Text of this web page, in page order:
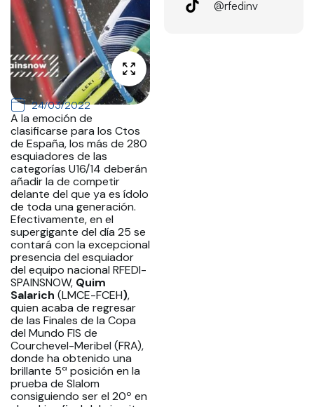
24/03/2022
A la emoción de
clasificarse para los Ctos
de España, los más de 280
esquiadores de las
categorías U16/14 deberán
añadir la de competir
delante del que ya es ídolo
de toda una generación.
Efectivamente, en el
supergigante del día 25 se
contará con la excepcional
presencia del esquiador
del equipo nacional RFEDI-
SPAINSNOW, Quim
Salarich (LMCE-FCEH),
quien acaba de regresar
de las Finales de la Copa
del Mundo FIS de
Courchevel-Meribel (FRA),
donde ha obtenido una
brillante 5ª posición en la
prueba de Slalom
consiguiendo ser el 20º en
@rfedinv